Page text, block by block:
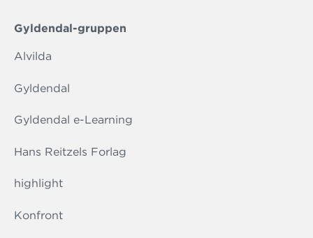
Gyldendal-gruppen
Alvilda
Gyldendal
Gyldendal e-Learning
Hans Reitzels Forlag
highlight
Konfront